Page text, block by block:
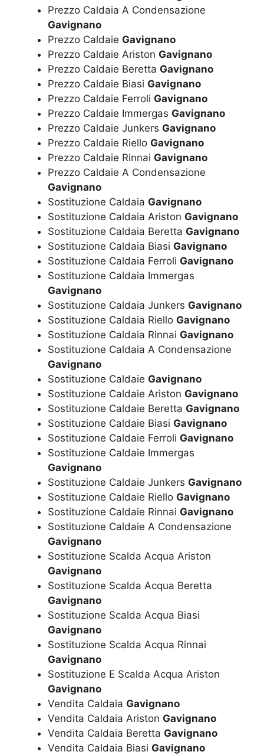
Prezzo Caldaia A Condensazione
Gavignano
Prezzo Caldaie Gavignano
Prezzo Caldaie Ariston Gavignano
Prezzo Caldaie Beretta Gavignano
Prezzo Caldaie Biasi Gavignano
Prezzo Caldaie Ferroli Gavignano
Prezzo Caldaie Immergas Gavignano
Prezzo Caldaie Junkers Gavignano
Prezzo Caldaie Riello Gavignano
Prezzo Caldaie Rinnai Gavignano
Prezzo Caldaie A Condensazione
Gavignano
Sostituzione Caldaia Gavignano
Sostituzione Caldaia Ariston Gavignano
Sostituzione Caldaia Beretta Gavignano
Sostituzione Caldaia Biasi Gavignano
Sostituzione Caldaia Ferroli Gavignano
Sostituzione Caldaia Immergas
Gavignano
Sostituzione Caldaia Junkers Gavignano
Sostituzione Caldaia Riello Gavignano
Sostituzione Caldaia Rinnai Gavignano
Sostituzione Caldaia A Condensazione
Gavignano
Sostituzione Caldaie Gavignano
Sostituzione Caldaie Ariston Gavignano
Sostituzione Caldaie Beretta Gavignano
Sostituzione Caldaie Biasi Gavignano
Sostituzione Caldaie Ferroli Gavignano
Sostituzione Caldaie Immergas
Gavignano
Sostituzione Caldaie Junkers Gavignano
Sostituzione Caldaie Riello Gavignano
Sostituzione Caldaie Rinnai Gavignano
Sostituzione Caldaie A Condensazione
Gavignano
Sostituzione Scalda Acqua Ariston
Gavignano
Sostituzione Scalda Acqua Beretta
Gavignano
Sostituzione Scalda Acqua Biasi
Gavignano
Sostituzione Scalda Acqua Rinnai
Gavignano
Sostituzione E Scalda Acqua Ariston
Gavignano
Vendita Caldaia Gavignano
Vendita Caldaia Ariston Gavignano
Vendita Caldaia Beretta Gavignano
Vendita Caldaia Biasi Gavignano